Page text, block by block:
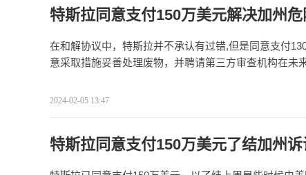
特斯拉同意支付150万美元解决加州
在和解协议中，特斯拉并不承认有过错,但是同意支付
意采取措施妥善处理废物，并聘请第三方审查机构在未
2024-02-05 13:47
特斯拉同意支付150万美元了结加州诉